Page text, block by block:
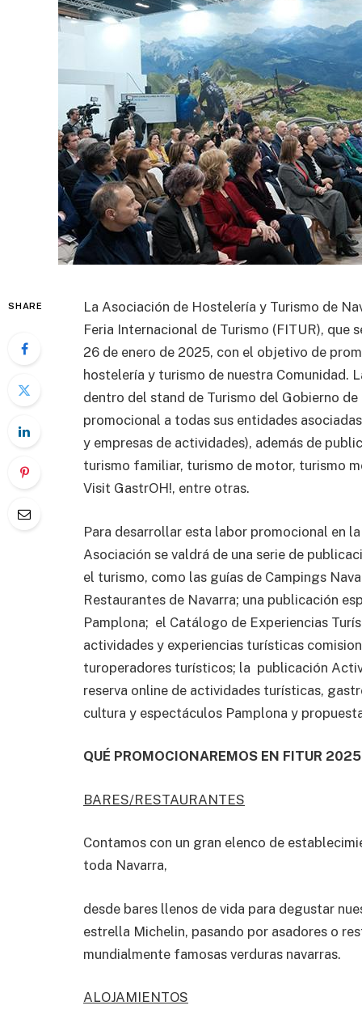
SHARE
La Asociación de Hostelería y Turismo de
Feria Internacional de Turismo (FITUR),
26 de enero de 2025, con el objetivo de
hostelería y turismo de nuestra Comunidad.
dentro del stand de Turismo del Gobierno
promocional a todas sus entidades
y empresas de actividades), además de
turismo familiar, turismo de motor, turismo
Visit GastrOH!, entre otras.
Para desarrollar esta labor promocional en
Asociación se valdrá de una serie de
el turismo, como las guías de Campings
Restaurantes de Navarra; una publicación
Pamplona; el Catálogo de Experiencias
actividades y experiencias turísticas
turoperadores turísticos; la publicación
reserva online de actividades turísticas,
cultura y espectáculos Pamplona y
QUÉ PROMOCIONAREMOS EN FITUR 2025
BARES/RESTAURANTES
Contamos con un gran elenco de
toda Navarra,
desde bares llenos de vida para degustar
estrella Michelin, pasando por asadores o
mundialmente famosas verduras navarras.
ALOJAMIENTOS